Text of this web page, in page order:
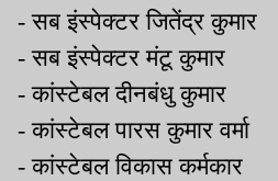
- सब इंस्पेक्टर जितेंद्र कुमार
- सब इंस्पेक्टर मंटू कुमार
- कांस्टेबल दीनबंधु कुमार
- कांस्टेबल पारस कुमार वर्मा
- कांस्टेबल विकास कर्मकार